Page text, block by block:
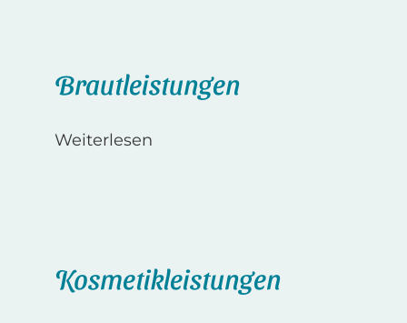
Brautleistungen
Weiterlesen
Kosmetikleistungen